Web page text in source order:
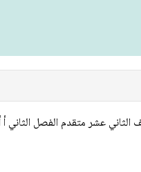
عشر متقدم الفصل الثاني